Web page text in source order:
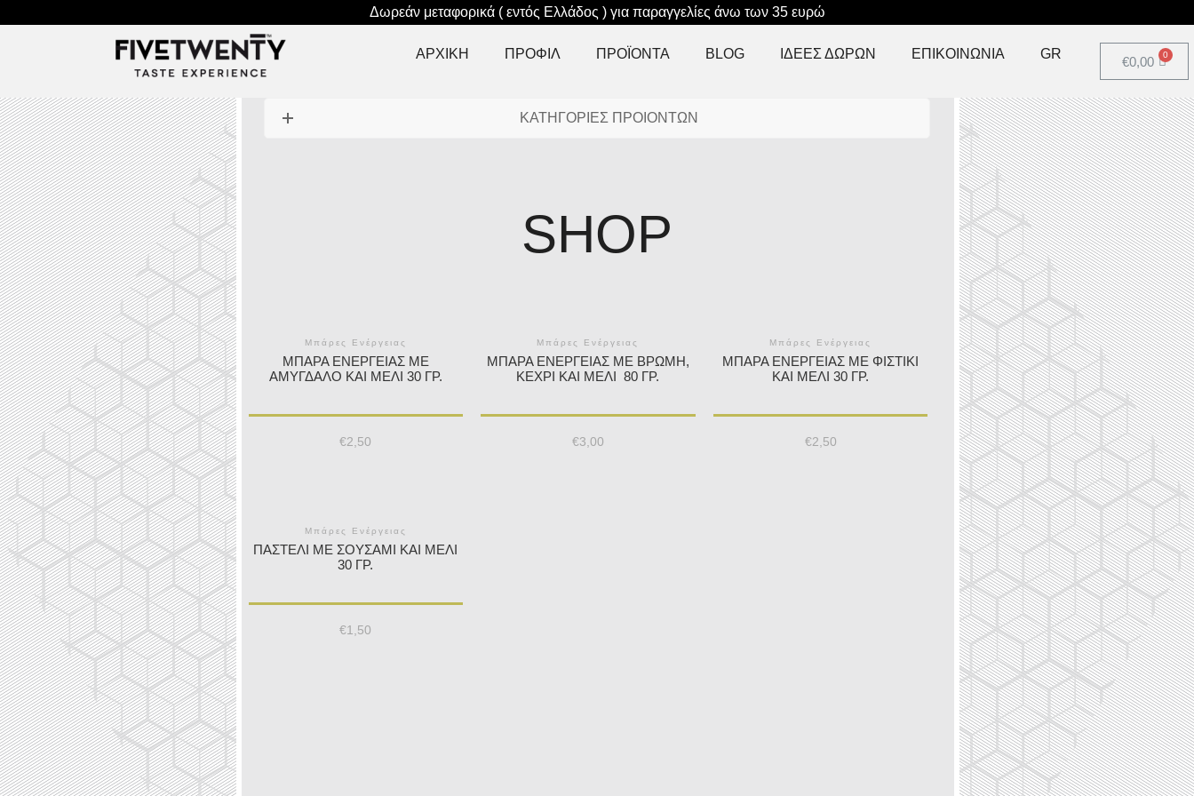
Δωρεάν μεταφορικά ( εντός Ελλάδος ) για παραγγελίες άνω των 35 ευρώ
ΑΡΧΙΚΉ ΠΡΟΦΊΛ ΠΡΟΪΟΝΤΑ BLOG ΙΔΕΕΣ ΔΩΡΩΝ ΕΠΙΚΟΙΝΩΝΊΑ GR €0,00
ΚΑΤΗΓΟΡΙΕΣ ΠΡΟΙΟΝΤΩΝ
SHOP
Μπάρες Ενέργειας
ΜΠΆΡΑ ΕΝΈΡΓΕΙΑΣ ΜΕ
ΑΜΎΓΔΑΛΟ ΚΑΙ ΜΈΛΙ 30 ΓΡ.
€2,50
Μπάρες Ενέργειας
ΜΠΆΡΑ ΕΝΈΡΓΕΙΑΣ ΜΕ ΒΡΏΜΗ,
ΚΕΧΡΊ ΚΑΙ ΜΈΛΙ 80 ΓΡ.
€3,00
Μπάρες Ενέργειας
ΜΠΆΡΑ ΕΝΈΡΓΕΙΑΣ ΜΕ ΦΙΣΤΊΚΙ
ΚΑΙ ΜΈΛΙ 30 ΓΡ.
€2,50
Μπάρες Ενέργειας
ΠΑΣΤΈΛΙ ΜΕ ΣΟΥΣΆΜΙ ΚΑΙ ΜΈΛΙ
30 ΓΡ.
€1,50